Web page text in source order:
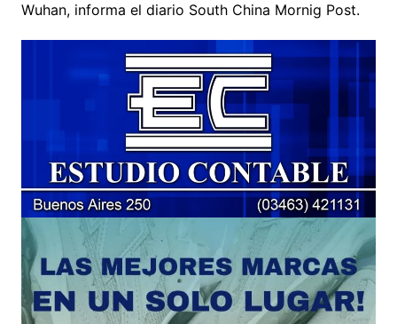
Wuhan, informa el diario South China Mornig Post.